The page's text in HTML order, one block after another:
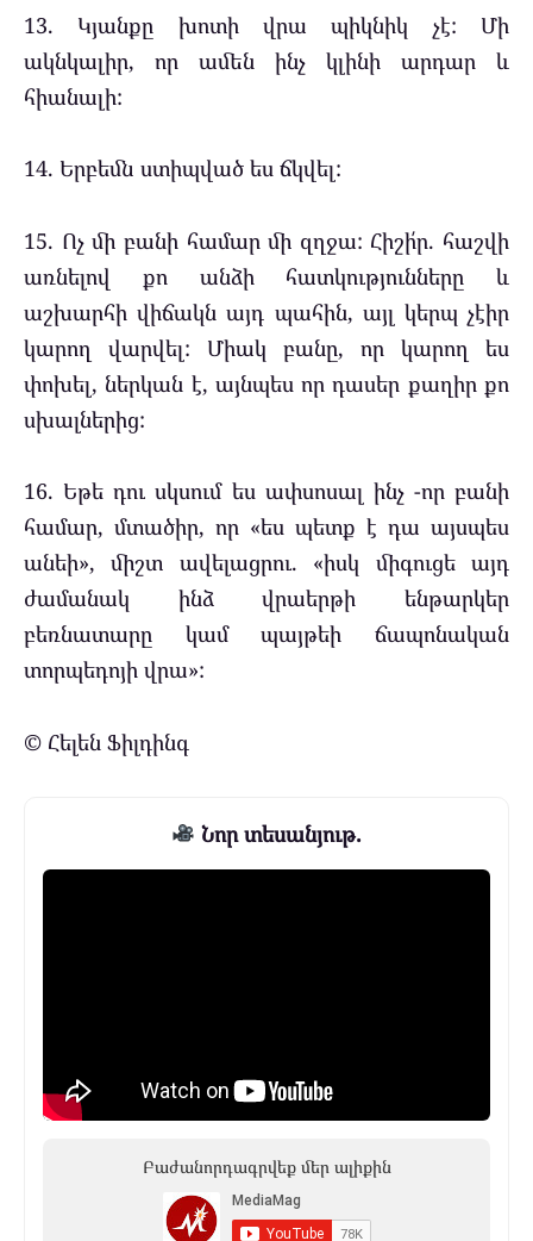
13. Կյանքը խոտի վրա պիկնիկ չէ: Մի
ակնկալիր, որ ամեն ինչ կլինի արդար և
հիանալի:
14. Երբեմն ստիպված ես ճկվել:
15. Ոչ մի բանի համար մի զղջա: Հիշի՛ր. հաշվի
առնելով քո անձի հատկությունները և
աշխարհի վիճակն այդ պահին, այլ կերպ չէիր
կարող վարվել: Միակ բանը, որ կարող ես
փոխել, ներկան է, այնպես որ դասեր քաղիր քո
սխալներից:
16. Եթե դու սկսում ես ափսոսալ ինչ -որ բանի
համար, մտածիր, որ «ես պետք է դա այսպես
անեի», միշտ ավելացրու. «իսկ միգուցե այդ
ժամանակ ինձ վրաերթի ենթարկեր
բեռնատարը կամ պայթեի ճապոնական
տորպեդոյի վրա»:
© Հելեն Ֆիլդինգ
Նոր տեսանյութ.
Բաժանորդագրվեք մեր ալիքին